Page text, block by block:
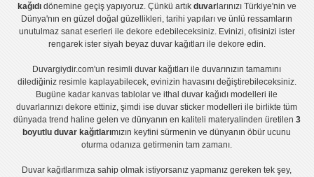
kağıdıdönemine geçiş yapıyoruz. Çünkü artık duvarlarınızı Türkiye'nin ve
Dünya'nın en güzel doğal güzellikleri, tarihi yapıları ve ünlü ressamların
unutulmaz sanat eserleri ile dekore edebileceksiniz. Evinizi, ofisinizi ister
rengarek ister siyah beyaz duvar kağıtlarıile dekore edin.
Duvargiydir.com'unresimli duvar kağıtları ile duvarınızın tamamını
dilediğiniz resimle kaplayabilecek, evinizin havasını değiştirebileceksiniz.
Bugüne kadar kanvas tablo lar veithal duvar kağıdı modelleri ile
duvarlarınızı dekore ettiniz, şimdi iseduvar sticker modelleri ile birlikte tüm
dünyada trend haline gelen ve dünyanın en kaliteli materyalinden üretilen 3
boyutlu duvar kağıtlarımızın keyfini sürmenin ve dünyanın öbür ucunu
oturma odanıza getirmenin tam zamanı.
Duvar kağıtlarımıza sahip olmak istiyorsanız yapmanız gereken tek şey,